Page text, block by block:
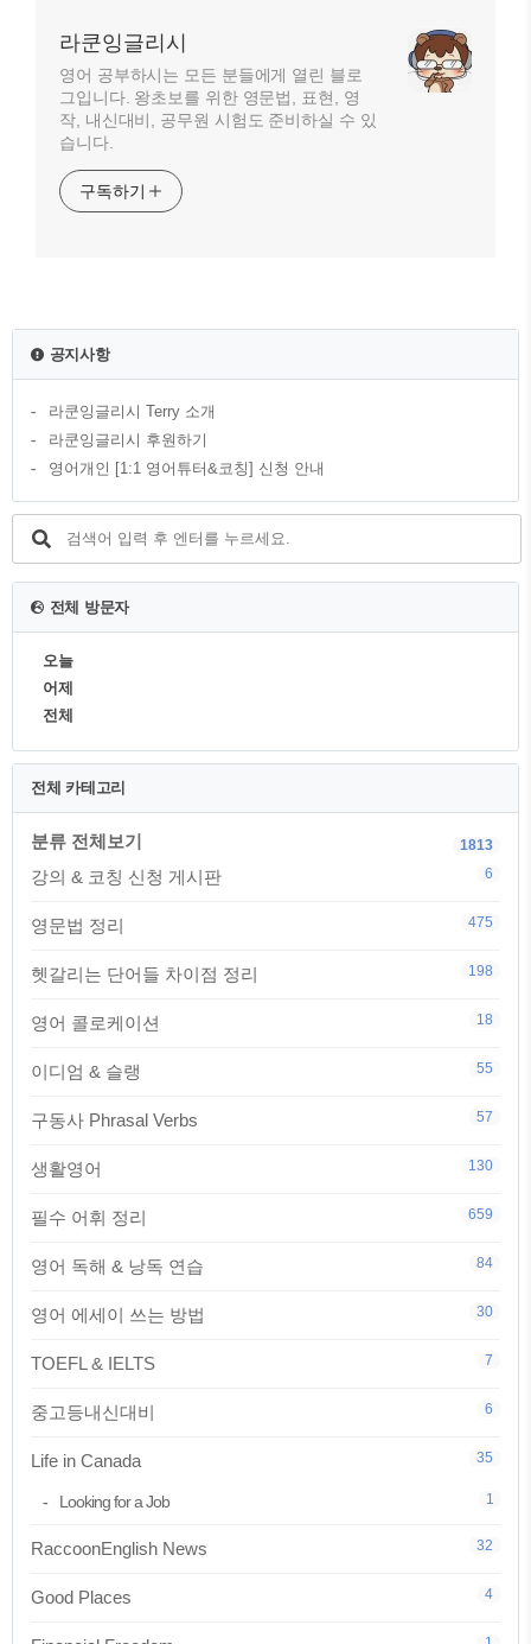
라쿤잉글리시
영어 공부하시는 모든 분들에게 열린 블로
그입니다. 왕초보를 위한 영문법, 표현, 영
작, 내신대비, 공무원 시험도 준비하실 수 있
습니다.
구독하기
공지사항
라쿤잉글리시 Terry 소개
라쿤잉글리시 후원하기
영어개인 [1:1 영어튜터&코칭] 신청 안내
전체 방문자
오늘
어제
전체
전체 카테고리
분류 전체보기 1813
강의 & 코칭 신청 게시판 6
영문법 정리 475
헷갈리는 단어들 차이점 정리 198
영어 콜로케이션 18
이디엄 & 슬랭 55
구동사 Phrasal Verbs 57
생활영어 130
필수 어휘 정리 659
영어 독해 & 낭독 연습 84
영어 에세이 쓰는 방법 30
TOEFL & IELTS 7
중고등내신대비 6
Life in Canada 35
Looking for a Job 1
RaccoonEnglish News 32
Good Places 4